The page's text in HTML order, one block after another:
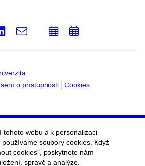
o přístupnosti Cookies
LinkedIn
e-
PřidatPřidat
tohoto webu a k personalizaci
soubory cookies. Když
cookies", poskytnete nám
správě a analýze.